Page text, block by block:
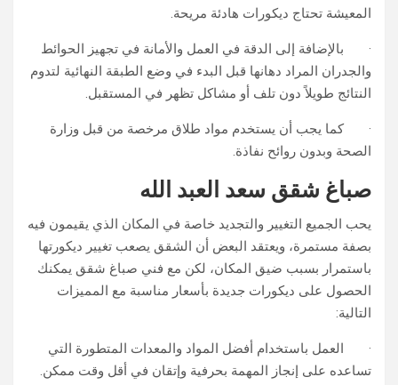
المعيشة تحتاج ديكورات هادئة مريحة.
· بالإضافة إلى الدقة في العمل والأمانة في تجهيز الحوائط
والجدران المراد دهانها قبل البدء في وضع الطبقة النهائية لتدوم
النتائج طويلاً دون تلف أو مشاكل تظهر في المستقبل.
· كما يجب أن يستخدم مواد طلاق مرخصة من قبل وزارة
الصحة وبدون روائح نفاذة.
صباغ شقق سعد العبد الله
يحب الجميع التغيير والتجديد خاصة في المكان الذي يقيمون فيه
بصفة مستمرة، ويعتقد البعض أن الشقق يصعب تغيير ديكورتها
باستمرار بسبب ضيق المكان، لكن مع فني صباغ شقق يمكنك
الحصول على ديكورات جديدة بأسعار مناسبة مع المميزات
التالية:
· العمل باستخدام أفضل المواد والمعدات المتطورة التي
تساعده على إنجاز المهمة بحرفية وإتقان في أقل وقت ممكن.